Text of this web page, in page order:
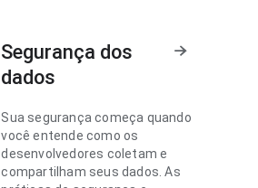
Segurança dos
dados
Sua segurança começa quando
você entende como os
desenvolvedores coletam e
compartilham seus dados. As